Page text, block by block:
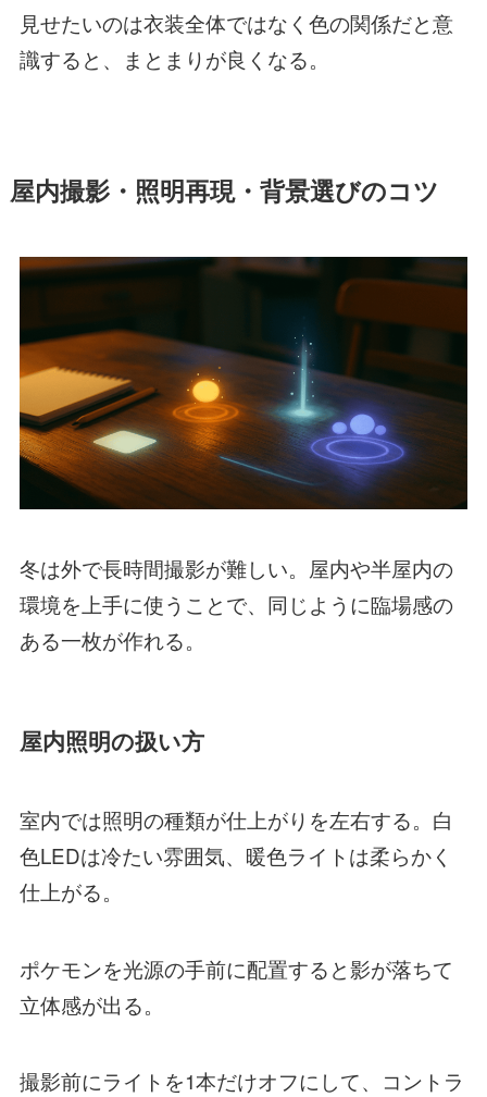
見せたいのは衣装全体ではなく色の関係だと意
識すると、まとまりが良くなる。
屋内撮影・照明再現・背景選びのコツ
冬は外で長時間撮影が難しい。屋内や半屋内の
環境を上手に使うことで、同じように臨場感の
ある一枚が作れる。
屋内照明の扱い方
室内では照明の種類が仕上がりを左右する。白
色LEDは冷たい雰囲気、暖色ライトは柔らかく
仕上がる。
ポケモンを光源の手前に配置すると影が落ちて
立体感が出る。
撮影前にライトを1本だけオフにして、コントラ